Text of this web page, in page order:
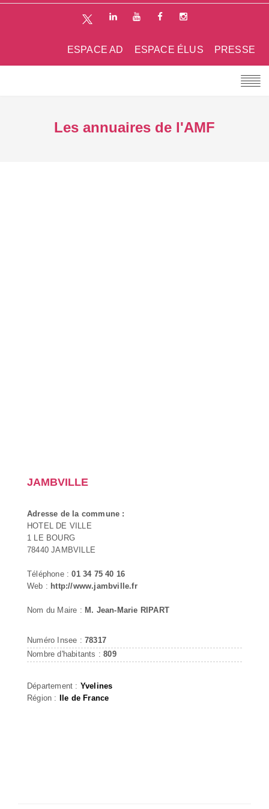
PRESSE
ESPACE ÉLUS
ESPACE AD
Les annuaires de l'AMF
JAMBVILLE
Adresse de la commune :
HOTEL DE VILLE
1 LE BOURG
78440 JAMBVILLE
Téléphone :01 34 75 40 16
Web : http://www.jambville.fr
Nom du Maire : M. Jean-Marie RIPART
Numéro Insee : 78317
Nombre d'habitants :809
Département : Yvelines
Région : Ile de France